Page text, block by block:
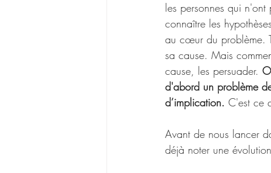
les personnes qui
connaître les
au cœur du problème.
sa cause. Mais
cause, les persuader.
d'abord un problème
d’implication. C'est ce
Avant de nous lancer
déjà noter une